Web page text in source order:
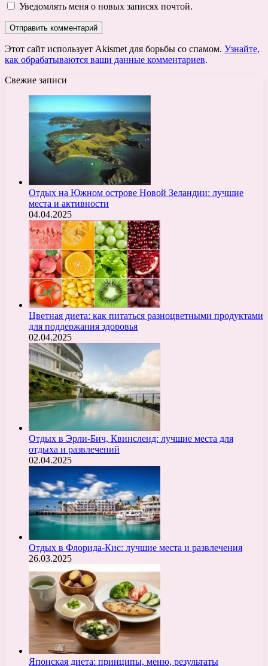
Уведомлять меня о новых записях почтой.
Этот сайт использует Akismet для борьбы со спамом. Узнайте,
как обрабатываются ваши данные комментариев.
Свежие записи
Отдых на Южном острове Новой Зеландии: лучшие
места и активности
04.04.2025
Цветная диета: как питаться разноцветными продуктами
для поддержания здоровья
02.04.2025
Отдых в Эрли-Бич, Квинсленд: лучшие места для
отдыха и развлечений
02.04.2025
Отдых в Флорида-Кис: лучшие места и развлечения
26.03.2025
Японская диета: принципы, меню, результаты